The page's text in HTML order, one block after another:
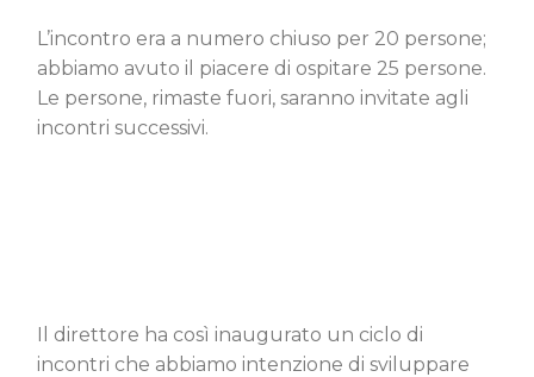
L’incontro era a numero chiuso per 20 persone;
abbiamo avuto il piacere di ospitare 25 persone.
Le persone, rimaste fuori, saranno invitate agli
incontri successivi.
Il direttore ha così inaugurato un ciclo di
incontri che abbiamo intenzione di sviluppare